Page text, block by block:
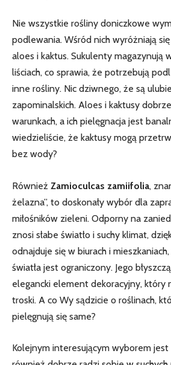
Nie wszystkie ‍rośliny doniczkowe⁣
podlewania. Wśród nich wyróżniają się
aloes i kaktus. Sukulenty magazynują​
liściach, co sprawia, że potrzebują
inne‌ rośliny. Nic dziwnego, że są
zapominalskich. Aloes i kaktusy
warunkach,‌ a ich pielęgnacja‌ jest
wiedzieliście, że kaktusy mogą
bez wody?
Również Zamioculcas zamiifolia,
żelazna”, to doskonały wybór dla
miłośników zieleni. Odporny na
znosi słabe światło i suchy⁤ klimat,
odnajduje się w biurach i
światła jest ograniczony. Jego
elegancki element ‌dekoracyjny, który
troski. A co ‍Wy sądzicie⁣ o roślinach,
pielęgnują się same?
Kolejnym interesującym wyborem jest